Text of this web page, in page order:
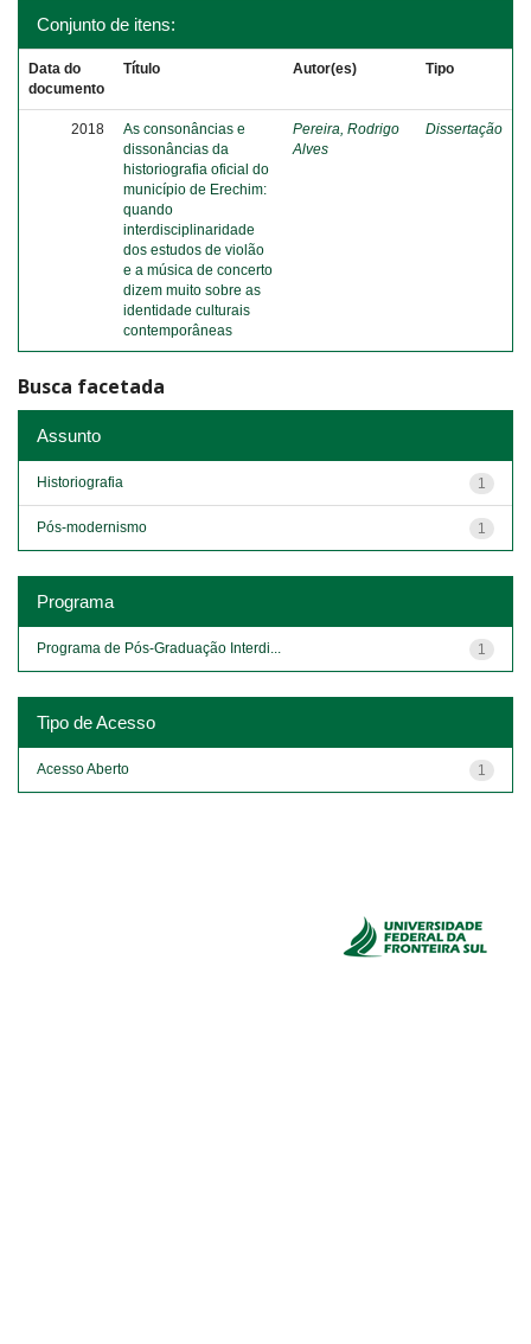
Conjunto de itens:
Data do
documento
Título Autor(es) Tipo
2018
As consonâncias e
dissonâncias da
historiografia oficial do
município de Erechim:
quando
interdisciplinaridade
dos estudos de violão
e a música de concerto
dizem muito sobre as
identidade culturais
contemporâneas
Pereira, Rodrigo
Alves
Dissertação
Busca facetada
Assunto
1
Historiografia
1
Pós-modernismo
Programa
1
Programa de Pós-Graduação Interdi...
Tipo de Acesso
1
Acesso Aberto